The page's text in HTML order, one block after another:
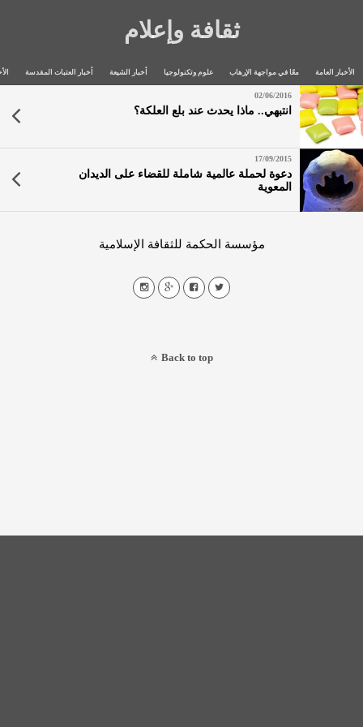
ثقافة وإعلام
الأخبار العامة معًا في مواجهة الإرهاب علوم وتكنولوجيا أخبار الشيعة أخبار العتبات المقدسة
02/06/2016
انتبهي.. ماذا يحدث عند بلع العلكة؟
17/09/2015
دعوة لحملة عالمية شاملة للقضاء على الديدان
المعوية
مؤسسة الحكمة للثقافة الإسلامية
Back to top